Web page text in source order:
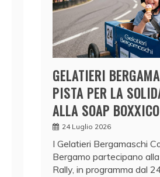
GELATIERI
PISTA PER LA
ALLA SOAP
24 Luglio 2026
I Gelatieri Bergamaschi
Bergamo partecipano
Rally, in programma dal